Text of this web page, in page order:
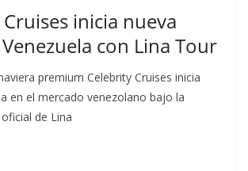
inicia nueva
con Lina Tour
premium Celebrity Cruises inicia
en el mercado venezolano bajo la
de Lina